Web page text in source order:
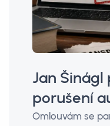
Jan Šinágl
porušení
Omlouvám se